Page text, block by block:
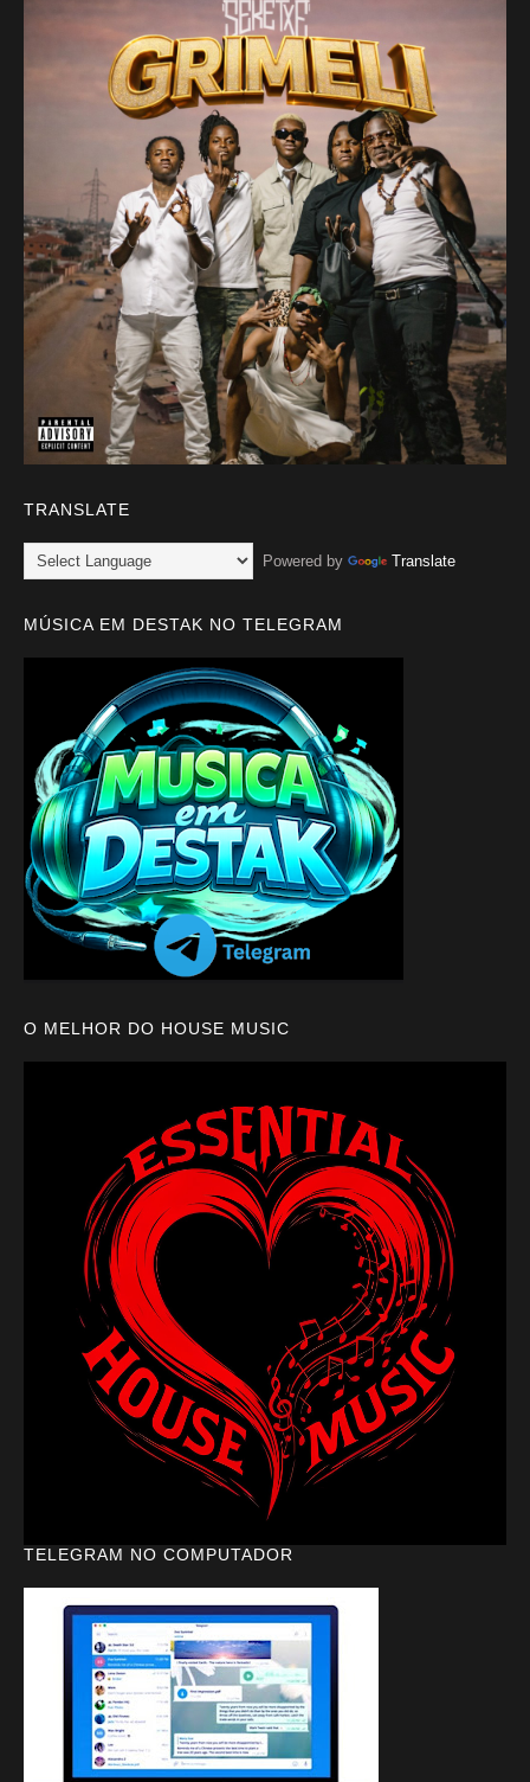
TRANSLATE
Powered by Translate
MÚSICA EM DESTAK NO TELEGRAM
O MELHOR DO HOUSE MUSIC
TELEGRAM NO COMPUTADOR